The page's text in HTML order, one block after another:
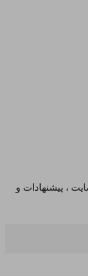
، پیشنهادات و